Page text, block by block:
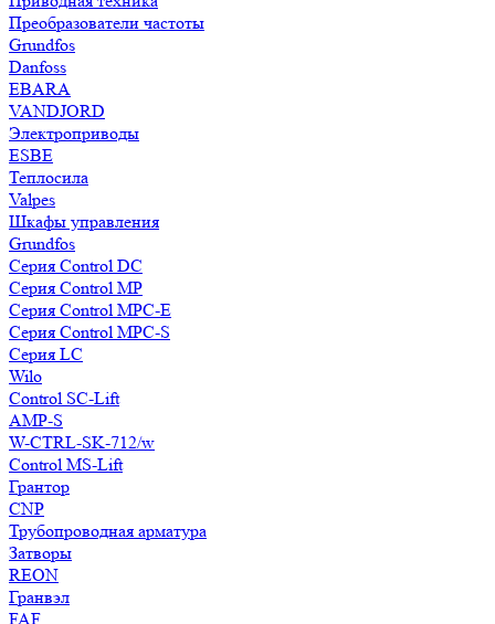
Преобразователи частоты
Grundfos
Danfoss
EBARA
VANDJORD
Электроприводы
ESBE
Теплосила
Valpes
Шкафы управления
Grundfos
Серия Control DC
Серия Control MP
Серия Control MPC-E
Серия Control MPC-S
Серия LC
Wilo
Control SC-Lift
AMP-S
W-CTRL-SK-712/w
Control MS-Lift
Грантор
CNP
Трубопроводная арматура
Затворы
REON
Гранвэл
FAF